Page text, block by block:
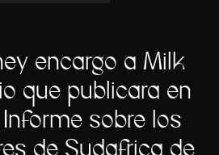
encargó a Milk
que publicara en
sobre los